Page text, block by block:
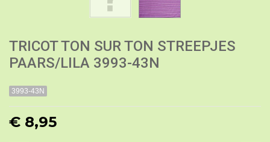
TRICOT TON SUR TON STREEPJES
PAARS/LILA 3993-43N
3993-43N
€ 8,95